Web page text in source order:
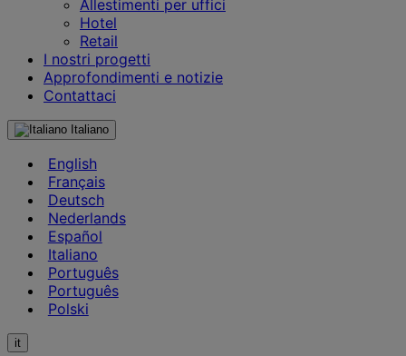
Allestimenti per uffici
Hotel
Retail
I nostri progetti
Approfondimenti e notizie
Contattaci
Italiano
English
Français
Deutsch
Nederlands
Español
Italiano
Português
Português
Polski
it